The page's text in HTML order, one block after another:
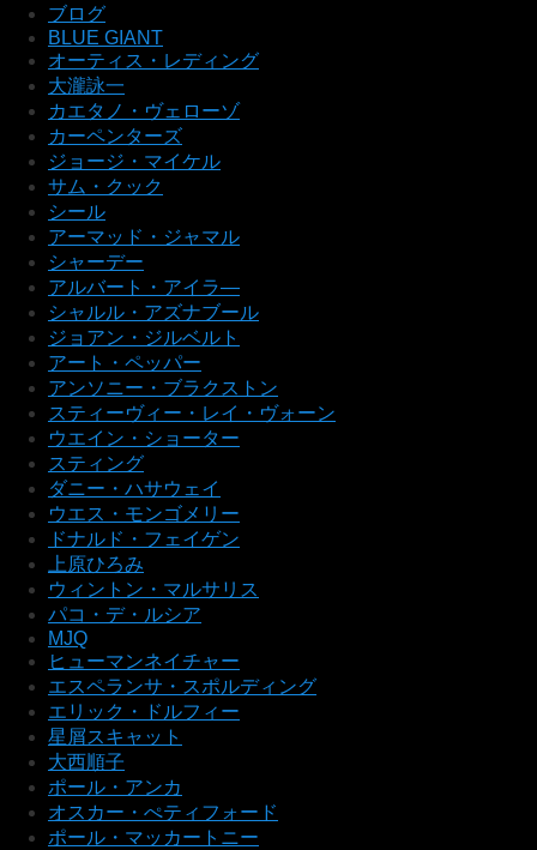
ブログ
BLUE GIANT
オーティス・レディング
大瀧詠一
カエタノ・ヴェローゾ
カーペンターズ
ジョージ・マイケル
サム・クック
シール
アーマッド・ジャマル
シャーデー
アルバート・アイラ―
シャルル・アズナブール
ジョアン・ジルベルト
アート・ペッパー
アンソニー・ブラクストン
スティーヴィー・レイ・ヴォーン
ウエイン・ショーター
スティング
ダニー・ハサウェイ
ウエス・モンゴメリー
ドナルド・フェイゲン
上原ひろみ
ウィントン・マルサリス
パコ・デ・ルシア
MJQ
ヒューマンネイチャー
エスペランサ・スポルディング
エリック・ドルフィー
星屑スキャット
大西順子
ポール・アンカ
オスカー・ぺティフォード
ポール・マッカートニー